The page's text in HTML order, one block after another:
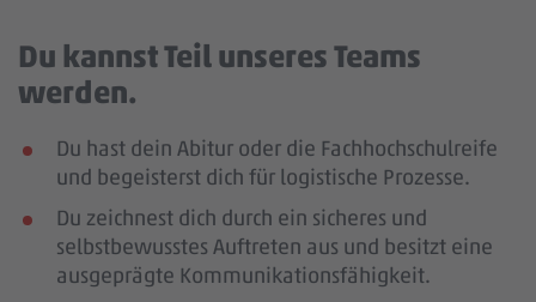
Du kannst Teil unseres Teams
werden.
Du hast dein Abitur oder die Fachhochschulreife
und begeisterst dich für logistische Prozesse.
Du zeichnest dich durch ein sicheres und
selbstbewusstes Auftreten aus und besitzt eine
ausgeprägte Kommunikationsfähigkeit.